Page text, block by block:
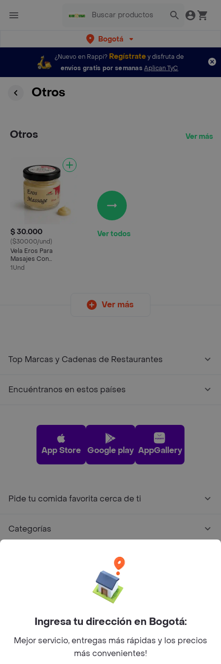
Bogotá
¿Nuevo en Rappi? Regístratey disfruta de
envíos gratis por semanas Aplican TyC
Otros
Otros Ver más
$ 30.000
($30000/und)
Vela Eros Para
Masajes Con
Feromonas
1Und
Ver todos
Ver más
Top Marcas y Cadenas de Restaurantes
Encuéntranos en estos países
App Store Google play AppGallery
Pide tu comida favorita cerca de ti
Categorías
Facebook
Twitter
Instagram
©2026Rappi Inc. All rights reserved.
Ingresa tu dirección en Bogotá:
Mejor servicio, entregas más rápidas y los precios
más convenientes!